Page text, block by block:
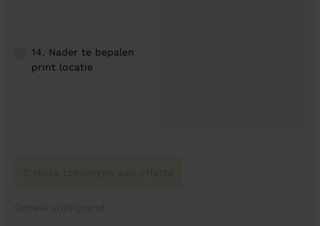
14. Nader te bepalen
print locatie